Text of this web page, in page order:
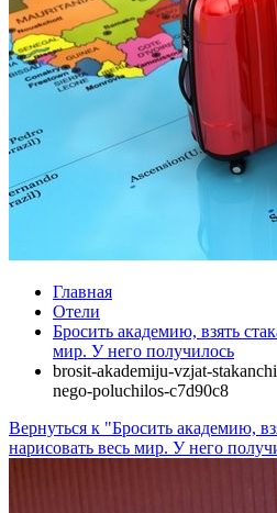
Главная
Отели
Бросить академию, взять
мир. У него получилось
brosit-akademiju-vzjat-
nego-poluchilos-c7d90c8
Вернуться к "Бросить академию,
нарисовать весь мир. У него